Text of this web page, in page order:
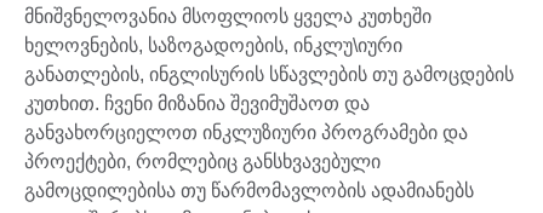
მნიშვნელოვანია მსოფლიოს ყველა კუთხეში
ხელოვნების, საზოგადოების, ინკლუ\იური
განათლების, ინგლისურის სწავლების თუ გამოცდების
კუთხით. ჩვენი მიზანია შევიმუშაოთ და
განვახორციელოთ ინკლუზიური პროგრამები და
პროექტები, რომლებიც განსხვავებული
გამოცდილებისა თუ წარმომავლობის ადამიანებს